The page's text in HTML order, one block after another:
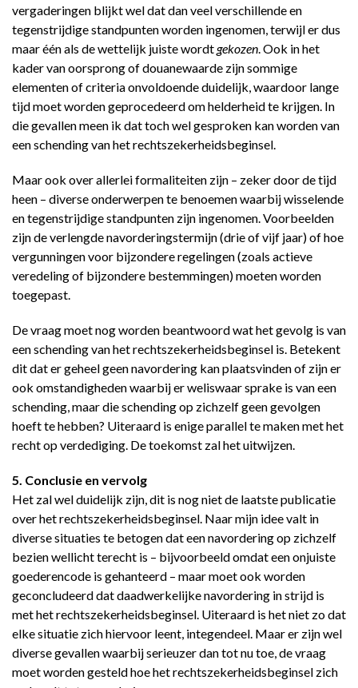
vergaderingen blijkt wel dat dan veel verschillende en
tegenstrijdige standpunten worden ingenomen, terwijl er dus
maar één als de wettelijk juiste wordtgekozen. Ook in het
kader van oorsprong of douanewaarde zijn sommige
elementen of criteria onvoldoende duidelijk, waardoor lange
tijd moet worden geprocedeerd om helderheid te krijgen. In
die gevallen meen ik dat toch wel gesproken kan worden van
een schending van het rechtszekerheidsbeginsel.
Maar ook over allerlei formaliteiten zijn – zeker door de tijd
heen – diverse onderwerpen te benoemen waarbij wisselende
en tegenstrijdige standpunten zijn ingenomen. Voorbeelden
zijn de verlengde navorderingstermijn (drie of vijf jaar) of hoe
vergunningen voor bijzondere regelingen (zoals actieve
veredeling of bijzondere bestemmingen) moeten worden
toegepast.
De vraag moet nog worden beantwoord wat het gevolg is van
een schending van het rechtszekerheidsbeginsel is. Betekent
dit dat er geheel geen navordering kan plaatsvinden of zijn er
ook omstandigheden waarbij er weliswaar sprake is van een
schending, maar die schending op zichzelf geen gevolgen
hoeft te hebben? Uiteraard is enige parallel te maken met het
recht op verdediging. De toekomst zal het uitwijzen.
5. Conclusie en vervolg
Het zal wel duidelijk zijn, dit is nog niet de laatste publicatie
over het rechtszekerheidsbeginsel. Naar mijn idee valt in
diverse situaties te betogen dat een navordering op zichzelf
bezien wellicht terecht is – bijvoorbeeld omdat een onjuiste
goederencode is gehanteerd – maar moet ook worden
geconcludeerd dat daadwerkelijke navordering in strijd is
met het rechtszekerheidsbeginsel. Uiteraard is het niet zo dat
elke situatie zich hiervoor leent, integendeel. Maar er zijn wel
diverse gevallen waarbij serieuzer dan tot nu toe, de vraag
moet worden gesteld hoe het rechtszekerheidsbeginsel zich